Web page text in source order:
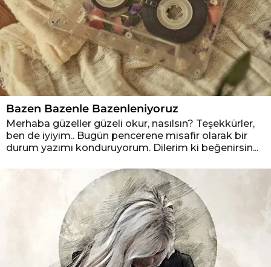
Bazen Bazenle Bazenleniyoruz
Merhaba güzeller güzeli okur, nasılsın? Teşekkürler,
ben de iyiyim.. Bugün pencerene misafir olarak bir
durum yazımı konduruyorum. Dilerim ki beğenirsin...